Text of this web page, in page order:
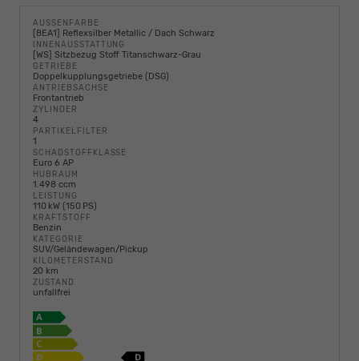
AUSSENFARBE
[8EA1] Reflexsilber Metallic / Dach Schwarz
INNENAUSSTATTUNG
[WS] Sitzbezug Stoff Titanschwarz-Grau
GETRIEBE
Doppelkupplungsgetriebe (DSG)
ANTRIEBSACHSE
Frontantrieb
ZYLINDER
4
PARTIKELFILTER
1
SCHADSTOFFKLASSE
Euro 6 AP
HUBRAUM
1.498 ccm
LEISTUNG
110 kW (150 PS)
KRAFTSTOFF
Benzin
KATEGORIE
SUV/Geländewagen/Pickup
KILOMETERSTAND
20 km
ZUSTAND
unfallfrei